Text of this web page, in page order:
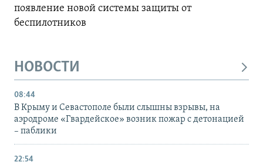
появление новой системы защиты от
беспилотников
НОВОСТИ
08:44
В Крыму и Севастополе были слышны взрывы, на
аэродроме «Гвардейское» возник пожар с детонацией
– паблики
22:54